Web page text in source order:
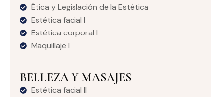
Ética y Legislación de la Estética
Estética facial I
Estética corporal I
Maquillaje I
BELLEZA Y MASAJES
Estética facial II